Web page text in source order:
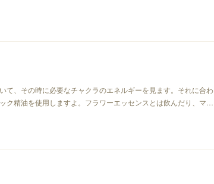
て、その時に必要なチャクラのエネルギーを見ます。それに合わ
ク精油を使用しますよ。フラワーエッセンスとは飲んだり、マ…